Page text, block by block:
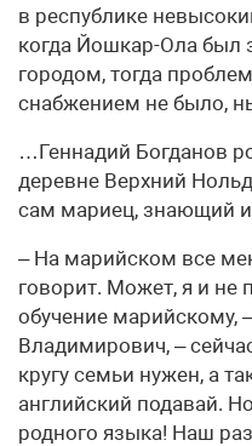
в республике
когда Йошкар-Ола
городом, тогда
снабжением не было,
…Геннадий Богданов
деревне Верхний
сам мариец, знающий
– На марийском все
говорит. Может, я и не
обучение марийскому,
Владимирович, –
кругу семьи нужен, а
английский подавай.
родного языка! Наш